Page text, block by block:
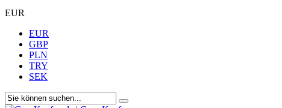
EUR
EUR
GBP
PLN
TRY
SEK